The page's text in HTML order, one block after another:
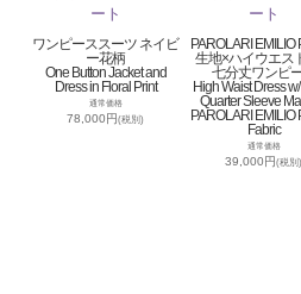
ワンピーススーツ ネイビ
ー花柄
One Button Jacket and
Dress in Floral Print
通常価格
78,000円(税別)
PAROLARI EMILIO
生地×ハイウエス
七分丈ワンピ
High Waist Dress
Quarter Sleeve
PAROLARI EMILIO
Fabric
通常価格
39,000円(税別)